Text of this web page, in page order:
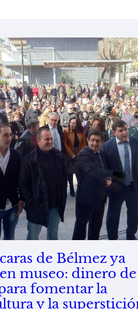
de Bélmez ya
museo: dinero
fomentar la
y la